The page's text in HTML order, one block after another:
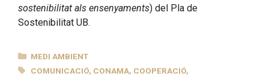
sostenibilitat als ensenyaments) del Pla de
Sostenibilitat UB.
CATEGORIES
MEDI AMBIENT
ETIQUETES
COMUNICACIÓ, CONAMA, COOPERACIÓ,